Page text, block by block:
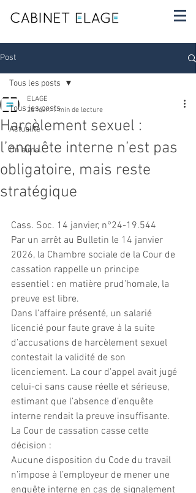
Post
Tous les posts
Actualité
On aime...
Tous les posts
Harcèlement sexuel :
l’enquête interne n’est pas
obligatoire, mais reste
stratégique
ELAGE
26 févr. 1 min de lecture
Cass. Soc. 14 janvier, n°24-19.544
Par un arrêt au Bulletin le 14 janvier
2026, la Chambre sociale de la Cour de
cassation rappelle un principe
essentiel : en matière prud’homale, la
preuve est libre.
Dans l’affaire présenté, un salarié
licencié pour faute grave à la suite
d’accusations de harcèlement sexuel
contestait la validité de son
licenciement. La cour d’appel avait jugé
celui-ci sans cause réelle et sérieuse,
estimant que l’absence d’enquête
interne rendait la preuve insuffisante.
La Cour de cassation casse cette
décision :
Aucune disposition du Code du travail
n’impose à l’employeur de mener une
enquête interne en cas de signalement